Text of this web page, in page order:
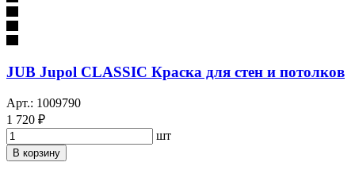
JUB Jupol CLASSIC Краска для стен и потолков
Арт.: 1009790
1 720 ₽
шт
В корзину